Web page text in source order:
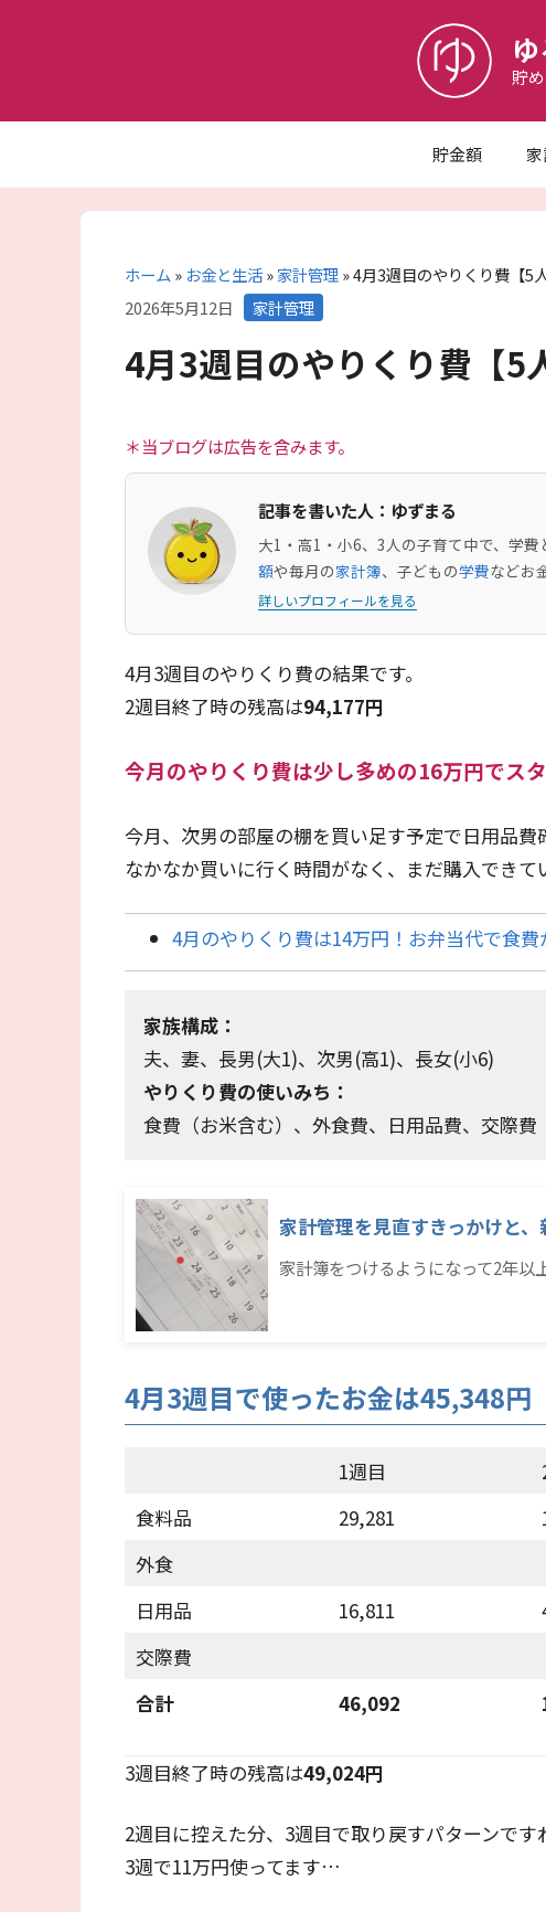
ツ
貯
貯金額
ホーム» お金と生活»家計管理»4月3週目のやりくり費【5人
2026年5月12日 カ
テ
ゴ
リ
家計管理
4月3週目のやりくり費【5
＊当ブログは広告を含みます。
記事を書いた人：ゆずまる
大1・高1・小6、3人の子育て中で、学費
額や毎月の家計簿、子どもの学費などお
詳しいプロフィールを見る
4月3週目のやりくり費の結果です。
2週目終了時の残高は94,177円
今月のやりくり費は少し多めの16万円でスタ
今月、次男の部屋の棚を買い足す予定で日用品費
なかなか買いに行く時間がなく、まだ購入できて
4月のやりくり費は14万円！お弁当代で食費
家族構成：
夫、妻、長男(大1)、次男(高1)、長女(小6)
やりくり費の使いみち：
食費（お米含む）、外食費、日用品費、交際費
家計管理を見直すきっかけと
家計簿をつけるようになって2年
4月3週目で使ったお金は45,348円
1週目
食料品
29,281
外食
日用品
16,811
交際費
合計
46,092
3週目終了時の残高は49,024円
2週目に控えた分、3週目で取り戻すパターンです
3週で11万円使ってます…